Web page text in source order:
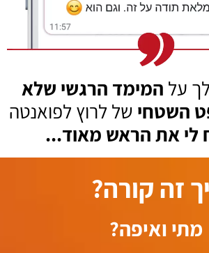
על המימד הרגשי שלא
השטחי של לרוץ לפואנטה
לי את הראש מאוד...
זה קורה?
מתי ואיפה?